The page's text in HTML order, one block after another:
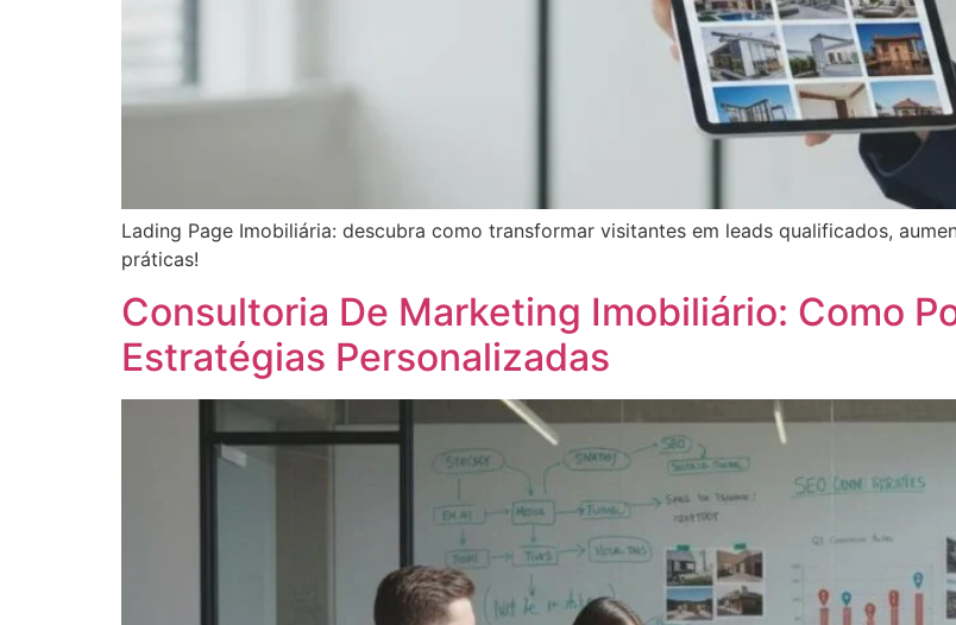
Lading Page Imobiliária: descubra como transformar visitantes em leads qualificados,
práticas!
Consultoria De Marketing Imobiliário: Como
Estratégias Personalizadas